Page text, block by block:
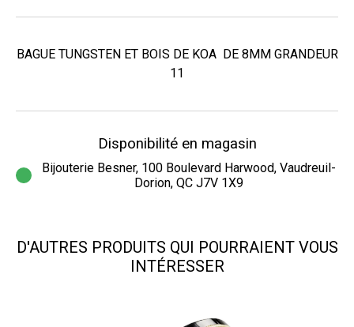
BAGUE TUNGSTEN ET BOIS DE KOA DE 8MM GRANDEUR
11
Disponibilité en magasin
Bijouterie Besner, 100 Boulevard Harwood, Vaudreuil-
Dorion, QC J7V 1X9
D'AUTRES PRODUITS QUI POURRAIENT VOUS
INTÉRESSER